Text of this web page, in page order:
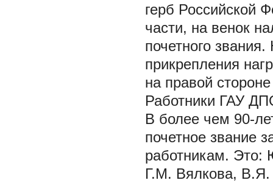
герб Российской
части, на венок
почетного
прикрепления
на правой
Работники ГАУ
В более чем 90-
почетное звание
работникам.
Г.М. Вялкова, В.Я.